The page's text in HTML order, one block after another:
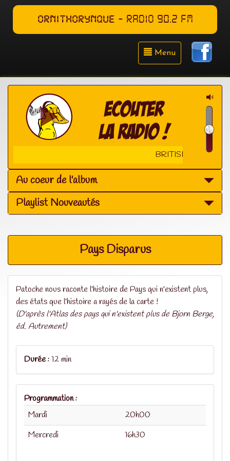
ORNITHORYNQUE - RADIO 90.2 FM
Menu
BRITISH
Au coeur de l'album
Playlist Nouveautés
Pays Disparus
Patoche nous raconte l'histoire de Pays qui n'existent plus,
des états que l'histoire a rayés de la carte !
(D'après l'Atlas des pays qui n'existent plus de Bjorn Berge,
éd. Autrement)
Durée :12 min
Programmation :
Mardi
20h00
Mercredi
16h30